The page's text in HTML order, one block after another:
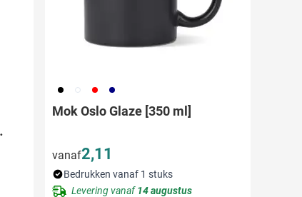
001 002 008 307
Mok Oslo Glaze [350 ml]
vanaf2,11
Bedrukken vanaf 1 stuks
Levering vanaf14 augustus